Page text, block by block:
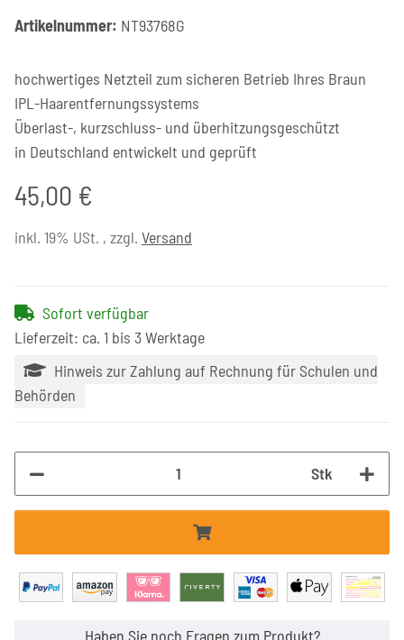
Artikelnummer: NT93768G
hochwertiges Netzteil zum sicheren Betrieb Ihres Braun
IPL-Haarentfernungssystems
Überlast-, kurzschluss- und überhitzungsgeschützt
in Deutschland entwickelt und geprüft
45,00 €
inkl. 19% USt. , zzgl. Versand
Sofort verfügbar
Lieferzeit: ca. 1 bis 3 Werktage
Hinweis zur Zahlung auf Rechnung für Schulen und
Behörden
Stk
Haben Sie noch Fragen zum Produkt?